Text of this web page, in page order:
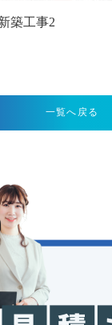
築工事2
一覧へ戻る